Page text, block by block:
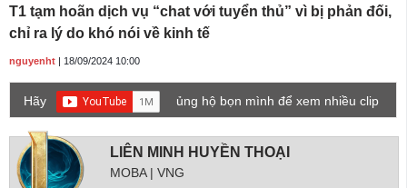
T1 tạm hoãn dịch vụ “chat với tuyển thủ” vì bị phản đối,
chỉ ra lý do khó nói về kinh tế
nguyenht | 18/09/2024 10:00
Hãy
ủng hộ bọn mình để xem nhiều clip
LIÊN MINH HUYỀN THOẠI
MOBA | VNG